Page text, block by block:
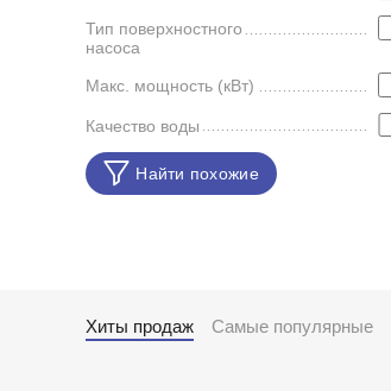
Тип поверхностного
насоса
Макс. мощность (кВт)
Качество воды
Найти похожие
Хиты продаж Самые популярные